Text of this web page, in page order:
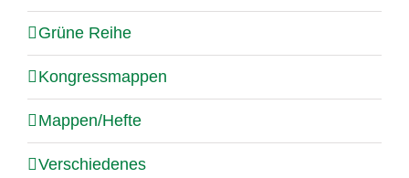
Grüne Reihe
Kongressmappen
Mappen/Hefte
Verschiedenes